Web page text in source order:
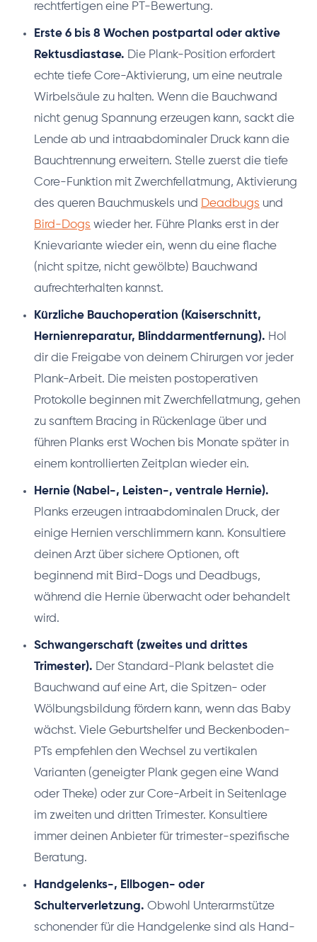
rechtfertigen eine PT-Bewertung.
Erste 6 bis 8 Wochen postpartal oder aktive
Rektusdiastase. Die Plank-Position erfordert
echte tiefe Core-Aktivierung, um eine neutrale
Wirbelsäule zu halten. Wenn die Bauchwand
nicht genug Spannung erzeugen kann, sackt die
Lende ab und intraabdominaler Druck kann die
Bauchtrennung erweitern. Stelle zuerst die tiefe
Core-Funktion mit Zwerchfellatmung, Aktivierung
des queren Bauchmuskels und Deadbugs und
Bird-Dogs wieder her. Führe Planks erst in der
Knievariante wieder ein, wenn du eine flache
(nicht spitze, nicht gewölbte) Bauchwand
aufrechterhalten kannst.
Kürzliche Bauchoperation (Kaiserschnitt,
Hernienreparatur, Blinddarmentfernung). Hol
dir die Freigabe von deinem Chirurgen vor jeder
Plank-Arbeit. Die meisten postoperativen
Protokolle beginnen mit Zwerchfellatmung, gehen
zu sanftem Bracing in Rückenlage über und
führen Planks erst Wochen bis Monate später in
einem kontrollierten Zeitplan wieder ein.
Hernie (Nabel-, Leisten-, ventrale Hernie).
Planks erzeugen intraabdominalen Druck, der
einige Hernien verschlimmern kann. Konsultiere
deinen Arzt über sichere Optionen, oft
beginnend mit Bird-Dogs und Deadbugs,
während die Hernie überwacht oder behandelt
wird.
Schwangerschaft (zweites und drittes
Trimester). Der Standard-Plank belastet die
Bauchwand auf eine Art, die Spitzen- oder
Wölbungsbildung fördern kann, wenn das Baby
wächst. Viele Geburtshelfer und Beckenboden-
PTs empfehlen den Wechsel zu vertikalen
Varianten (geneigter Plank gegen eine Wand
oder Theke) oder zur Core-Arbeit in Seitenlage
im zweiten und dritten Trimester. Konsultiere
immer deinen Anbieter für trimester-spezifische
Beratung.
Handgelenks-, Ellbogen- oder
Schulterverletzung. Obwohl Unterarmstütze
schonender für die Handgelenke sind als Hand-